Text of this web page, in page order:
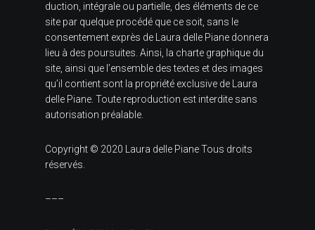
duc­tion, inté­grale ou par­tielle, des élé­ments de ce
site par quelque pro­cédé que ce soit, sans le
consen­te­ment exprès de Laura delle Piane don­nera
lieu à des pour­suites. Ainsi, la charte gra­phique du
site, ainsi que l’ensemble des textes et des images
qu’il contient sont la pro­priété exclu­sive de Laura
delle Piane. Toute repro­duc­tion est inter­dite sans
auto­ri­sa­tion préa­lable.
Copy­right © 2020 Laura delle Piane Tous droits
réser­vés.
–––